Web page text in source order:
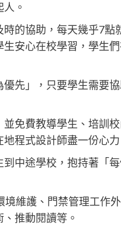
。
的協助，每天幾乎7點
安心在校學習，學生
先」，只要學生需要
免費教導學生、培訓
程式設計師盡一份心力
中途學校，抱持著「
維護、門禁管理工作
推動閱讀等。